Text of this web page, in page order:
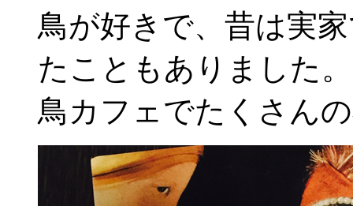
鳥が好きで、昔は実
たこともありました。
鳥カフェでたくさん